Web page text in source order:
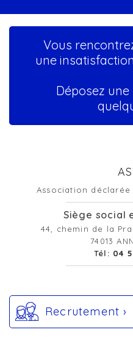
Vous
une
Déposez
Association
Siège social
44, chemin de la
74013
Tél: 04
Recrutement ›